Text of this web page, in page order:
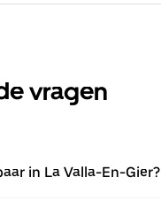
vragen
in La Valla-En-Gier?